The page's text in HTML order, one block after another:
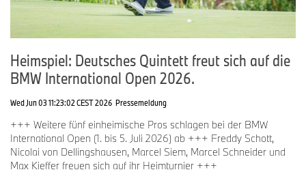
Heimspiel: Deutsches Quintett freut sich auf die
BMW International Open 2026.
Wed Jun 03 11:23:02 CEST 2026 Pressemeldung
+++ Weitere fünf einheimische Pros schlagen bei der BMW
International Open (1. bis 5. Juli 2026) ab +++ Freddy Schott,
Nicolai von Dellingshausen, Marcel Siem, Marcel Schneider und
Max Kieffer freuen sich auf ihr Heimturnier +++